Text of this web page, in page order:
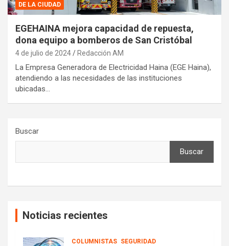
DE LA CIUDAD
EGEHAINA mejora capacidad de repuesta,
dona equipo a bomberos de San Cristóbal
4 de julio de 2024 Redacción AM
La Empresa Generadora de Electricidad Haina (EGE Haina),
atendiendo a las necesidades de las instituciones
ubicadas…
Buscar
Buscar
Noticias recientes
COLUMNISTAS SEGURIDAD